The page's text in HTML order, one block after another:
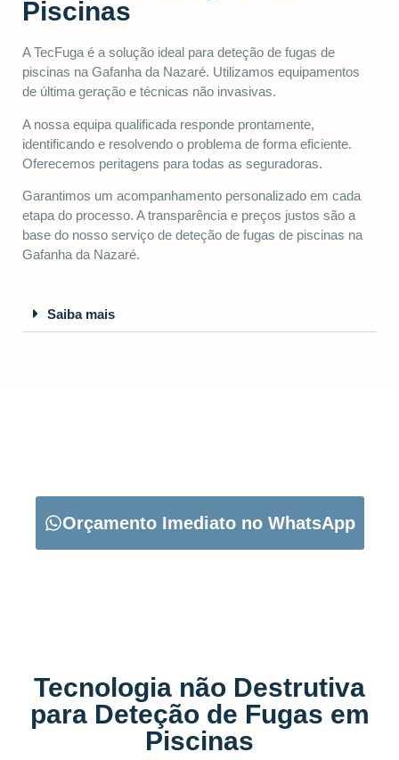
Piscinas
A TecFuga é a solução ideal para deteção de fugas de
piscinas na Gafanha da Nazaré. Utilizamos equipamentos
de última geração e técnicas não invasivas.
A nossa equipa qualificada responde prontamente,
identificando e resolvendo o problema de forma eficiente.
Oferecemos peritagens para todas as seguradoras.
Garantimos um acompanhamento personalizado em cada
etapa do processo. A transparência e preços justos são a
base do nosso serviço de deteção de fugas de piscinas na
Gafanha da Nazaré.
Saiba mais
Orçamento Imediato no WhatsApp
Tecnologia não Destrutiva
para Deteção de Fugas em
Piscinas